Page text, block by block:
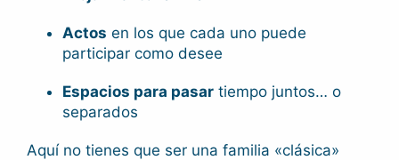
Actos en los que cada uno puede
participar como desee
Espacios para pasartiempo juntos… o
separados
Aquí no tienes que ser una familia «clásica»